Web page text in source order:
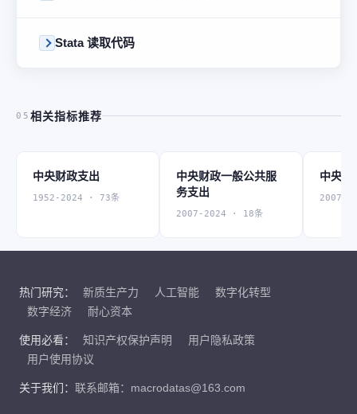
Stata 读取代码
05 相关指标推荐
中央财政支出
1952-2024 · 73条
中央财政一般公共服
务支出
2007-2024 · 18条
中央财
2007-
热门研究： 新质生产力 人工智能
数字化转型
数字经济
耐心资本
使用必看： 知识产权保护声明
用户隐私政策
用户使用协议
关于我们： 联系邮箱：macrodatas@163.com